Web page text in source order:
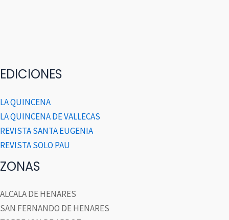
EDICIONES
LA QUINCENA
LA QUINCENA DE VALLECAS
REVISTA SANTA EUGENIA
REVISTA SOLO PAU
ZONAS
ALCALA DE HENARES
SAN FERNANDO DE HENARES